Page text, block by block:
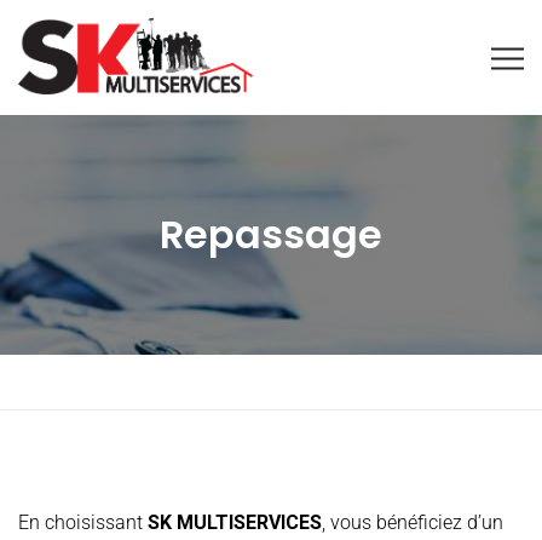
Repassage
En choisissant SK MULTISERVICES, vous bénéficiez d’un